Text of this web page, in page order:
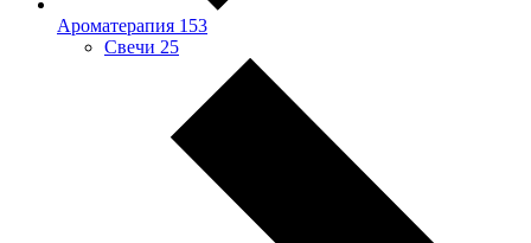
Ароматерапия 153
Свечи 25